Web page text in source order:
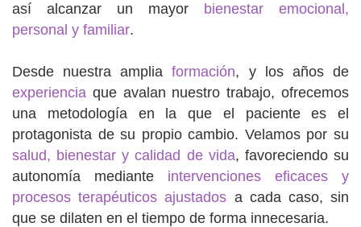
así alcanzar un mayor bienestar emocional,
personal y familiar.
Desde nuestra ampliaformación, y los años de
experiencia que avalan nuestro trabajo, ofrecemos
una metodología en la que el paciente es el
protagonista de su propio cambio. Velamos por su
salud, bienestar y calidad de vida, favoreciendo su
autonomía mediante intervenciones eficaces y
procesos terapéuticos ajustados a cada caso, sin
que se dilaten en el tiempo de forma innecesaria.